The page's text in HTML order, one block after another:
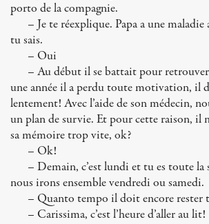
porto de la compagnie.
– Je te réexplique. Papa a une
tu sais.
– Oui
– Au début il se battait pour retrouver
une année il a perdu toute motivation, il
lentement! Avec l’aide de son médecin,
un plan de survie. Et pour cette raison, il
sa mémoire trop vite, ok?
– Ok!
– Demain, c’est lundi et tu es toute la
nous irons ensemble vendredi ou samedi.
– Quanto tempo il doit encore rester
– Carissima, c’est l’heure d’aller au lit!